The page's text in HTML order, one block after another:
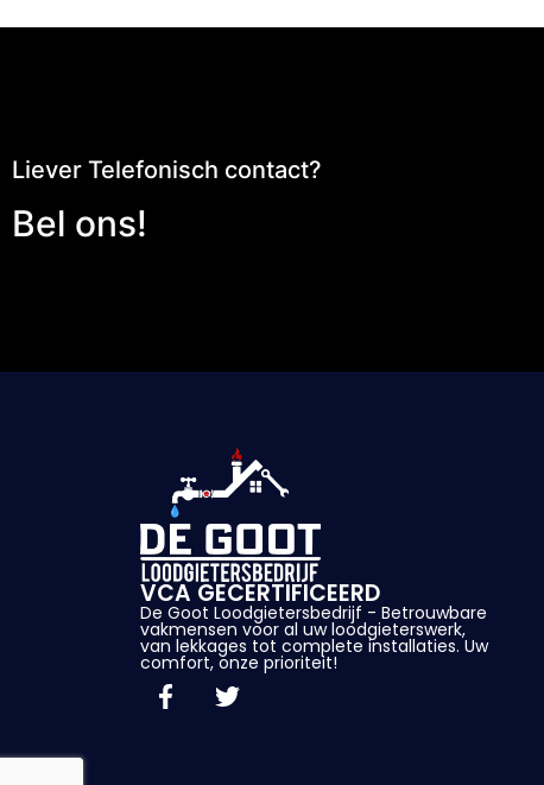
Liever Telefonisch contact?
Bel ons!
VCA GECERTIFICEERD
De Goot Loodgietersbedrijf - Betrouwbare
vakmensen voor al uw loodgieterswerk,
van lekkages tot complete installaties. Uw
comfort, onze prioriteit!